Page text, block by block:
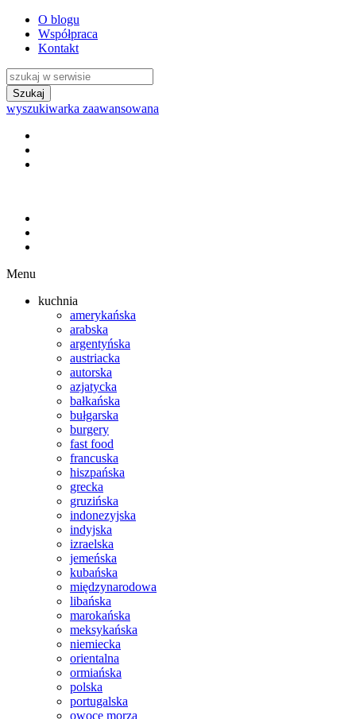
O blogu
Współpraca
Kontakt
wyszukiwarka zaawansowana
Menu
kuchnia
amerykańska
arabska
argentyńska
austriacka
autorska
azjatycka
bałkańska
bułgarska
burgery
fast food
francuska
hiszpańska
grecka
gruzińska
indonezyjska
indyjska
izraelska
jemeńska
kubańska
międzynarodowa
libańska
marokańska
meksykańska
niemiecka
orientalna
ormiańska
polska
portugalska
owoce morza